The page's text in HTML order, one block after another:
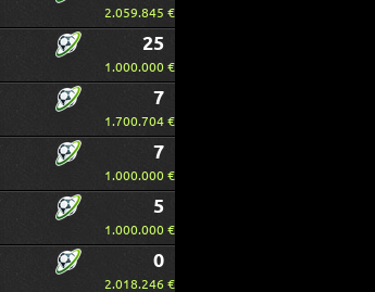
2.059.845 €
25
1.000.000 €
7
1.700.704 €
7
1.000.000 €
5
1.000.000 €
0
2.018.246 €